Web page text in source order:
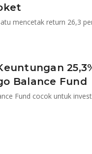
mencetak return 26,3
Balance Fund